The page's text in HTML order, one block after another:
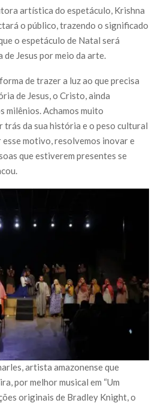
artística do espetáculo, Krishna
o público, trazendo o significado
o espetáculo de Natal será
Jesus por meio da arte.
de trazer a luz ao que precisa
de Jesus, o Cristo, ainda
milênios. Achamos muito
trás da sua história e o peso cultural
esse motivo, resolvemos inovar e
que estiverem presentes se
artista amazonense que
por melhor musical em “Um
originais de Bradley Knight, o